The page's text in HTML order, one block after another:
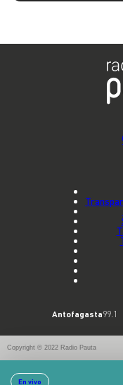
En vivo
Antofagasta99.1
Copyright © 2022 Radio Pauta